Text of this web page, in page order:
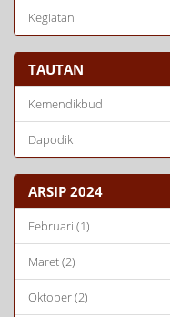
Kegiatan
TAUTAN
Kemendikbud
Dapodik
ARSIP 2024
Februari (1)
Maret (2)
Oktober (2)